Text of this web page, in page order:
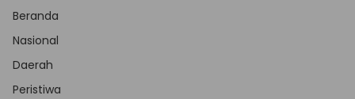
Beranda
Nasional
Daerah
Peristiwa